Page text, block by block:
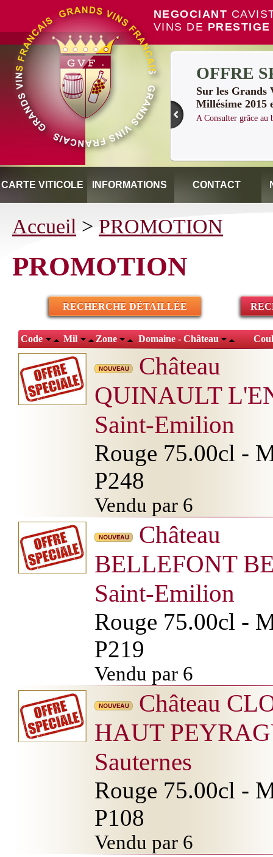
NEGOCIANT
VINS DE PRESTIGE
OFFRE
Sur les Grands
Millésime 2015
A Consulter grâce
CARTE VITICOLE INFORMATIONS CONTACT
Accueil > PROMOTION
PROMOTION
RECHERCHE DÉTAILLÉE
Code Mil Zone Domaine - Château
Château
QUINAULT
Saint-Emilion
Rouge 75.00cl -
P248
Vendu par 6
Château
BELLEFONT
Saint-Emilion
Rouge 75.00cl -
P219
Vendu par 6
Château
HAUT
Sauternes
Rouge 75.00cl -
P108
Vendu par 6